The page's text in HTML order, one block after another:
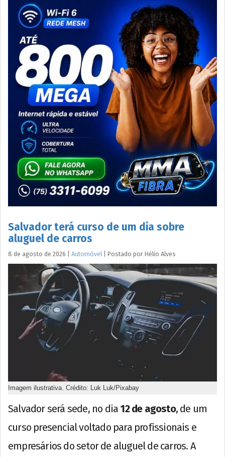
Salvador terá curso de um dia sobre
aluguel de carros
8 de agosto de 2026 Automóvel Postado por Hélio Alves
Imagem ilustrativa. Crédito: Luk Luk/Pixabay
Salvador será sede, no dia 12 de agosto, de um
curso presencial voltado para profissionais e
empresários do setor de aluguel de carros. A